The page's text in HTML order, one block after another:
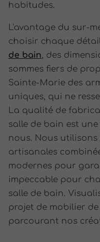
habitudes.
L'avantage du sur-
choisir chaque
de bain, des
sommes fiers de
Sainte-Marie des
uniques, qui ne
La qualité de
salle de bain est
nous. Nous
artisanales
modernes pour
impeccable pour
salle de bain.
projet de mobilier
parcourant nos